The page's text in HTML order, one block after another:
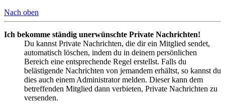
Nach oben
Ich bekomme ständig unerwünschte Private Nachrichten!
Du kannst Private Nachrichten, die dir ein Mitglied sendet,
automatisch löschen, indem du in deinem persönlichen
Bereich eine entsprechende Regel erstellst. Falls du
belästigende Nachrichten von jemandem erhältst, so kannst du
dies auch einem Administrator melden. Dieser kann dem
betreffenden Mitglied dann verbieten, Private Nachrichten zu
versenden.